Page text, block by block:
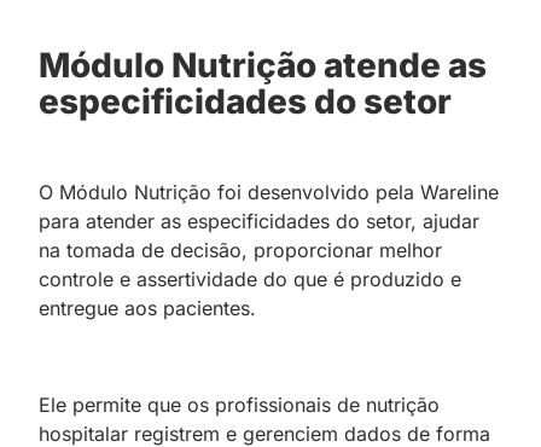
Módulo Nutrição atende as
especificidades do setor
O Módulo Nutrição foi desenvolvido pela Wareline
para atender as especificidades do setor, ajudar
na tomada de decisão, proporcionar melhor
controle e assertividade do que é produzido e
entregue aos pacientes.
Ele permite que os profissionais de nutrição
hospitalar registrem e gerenciem dados de forma